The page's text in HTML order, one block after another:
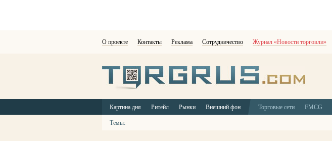
О проекте Контакты Реклама Сотрудничество Журнал «Новости торговли»
Картина дня Ритейл Рынки Внешний фон Торговые сети FMCG
Темы: